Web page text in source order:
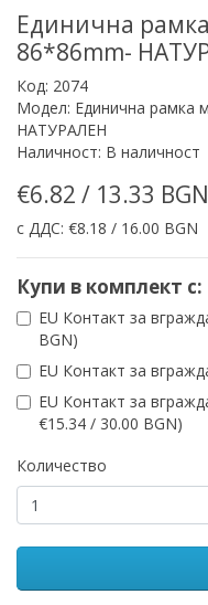
Единична
86*86mm-
Код: 2074
Модел: Единична рамка
НАТУРАЛЕН
Наличност: В наличност
€6.82 / 13.33 BGN
с ДДС: €8.18 / 16.00 BGN
Купи в комплект с:
EU Контакт за
BGN)
EU Контакт за
EU Контакт за
€15.34 / 30.00 BGN)
Количество